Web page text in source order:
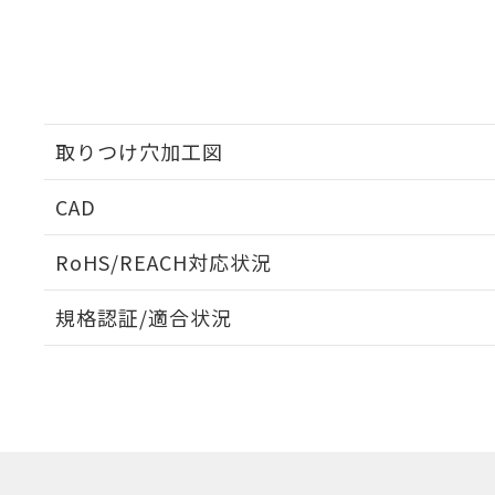
取りつけ穴加工図
CAD
RoHS/REACH対応状況
EU RoHS 注意事項・凡例
規格認証/適合状況